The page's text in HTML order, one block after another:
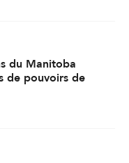
du Manitoba
de pouvoirs de